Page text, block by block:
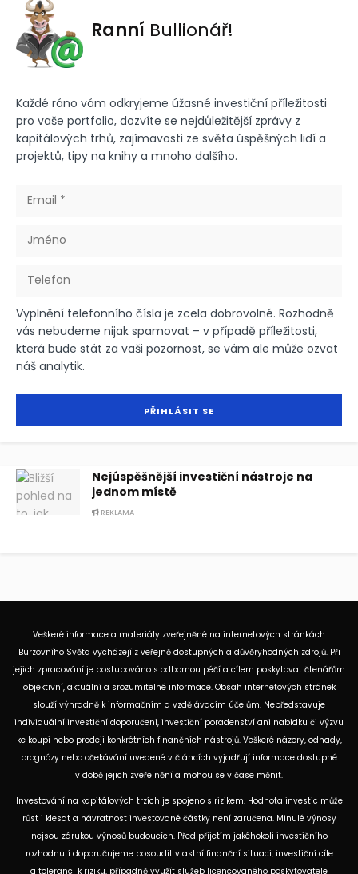
Ranní Bullionář!
Každé ráno vám odkryjeme úžasné investiční příležitosti
pro vaše portfolio, dozvíte se nejdůležitější zprávy z
kapitálových trhů, zajímavosti ze světa úspěšných lidí a
projektů, tipy na knihy a mnoho dalšího.
Vyplnění telefonního čísla je zcela dobrovolné. Rozhodně
vás nebudeme nijak spamovat – v případě příležitosti,
která bude stát za vaši pozornost, se vám ale může ozvat
náš analytik.
Nejúspěšnější investiční nástroje na
jednom místě
REKLAMA
Veškeré informace a materiály zveřejněné na internetových stránkách
Burzovního Světa vycházejí z veřejně dostupných a důvěryhodných zdrojů. Při
jejich zpracování je postupováno s odbornou péčí a cílem poskytovat čtenářům
objektivní, aktuální a srozumitelné informace. Obsah internetových stránek
slouží výhradně k informačním a vzdělávacím účelům. Nepředstavuje
individuální investiční doporučení, investiční poradenství ani nabídku či výzvu
ke koupi nebo prodeji konkrétních finančních nástrojů. Veškeré názory, odhady,
prognózy nebo očekávání uvedené v článcích vyjadřují informace dostupné
v době jejich zveřejnění a mohou se v čase měnit.
Investování na kapitálových trzích je spojeno s rizikem. Hodnota investic může
růst i klesat a návratnost investované částky není zaručena. Minulé výnosy
nejsou zárukou výnosů budoucích. Před přijetím jakéhokoli investičního
rozhodnutí doporučujeme posoudit vlastní finanční situaci, investiční cíle
a toleranci k riziku, případně využít služeb licencovaného poskytovatele